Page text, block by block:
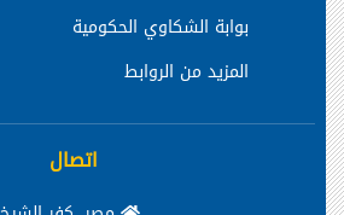
بوابة الشكاوي الحكومية
المزيد من الروابط
اتصال